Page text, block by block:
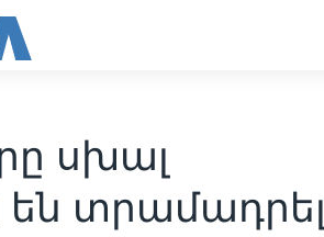
սխալ
են տրամադրել